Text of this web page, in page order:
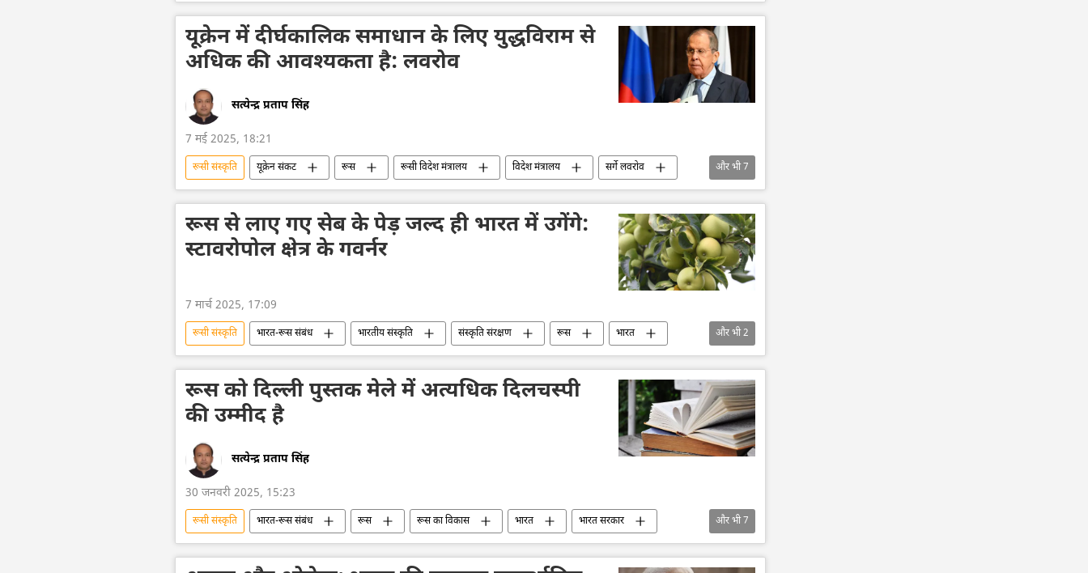
यूक्रेन में दीर्घकालिक समाधान के लिए युद्धविराम से
अधिक की आवश्यकता है: लवरोव
सत्येन्द्र प्रताप सिंह
7 मई 2025, 18:21
रूसी संस्कृति यूक्रेन संकट रूस रूसी विदेश मंत्रालय विदेश मंत्रालय
सर्गे लवरोव
यूक्रेन
यूक्रेन का जवाबी हमला विशेष सैन्य अभियान रूसी भाषा नाटो
वियतनाम
वियतनाम युद्ध
और भी7
रूस से लाए गए सेब के पेड़ जल्द ही भारत में उगेंगे:
स्टावरोपोल क्षेत्र के गवर्नर
7 मार्च 2025, 17:09
रूसी संस्कृति भारत-रूस संबंध भारतीय संस्कृति संस्कृति संरक्षण रूस
भारत
भारत का विकास
द्विपक्षीय रिश्ते
और भी2
रूस को दिल्ली पुस्तक मेले में अत्यधिक दिलचस्पी
की उम्मीद है
सत्येन्द्र प्रताप सिंह
30 जनवरी 2025, 15:23
रूसी संस्कृति भारत-रूस संबंध रूस रूस का विकास भारत
भारत सरकार
भारत का विकास
संस्कृति संरक्षण भारतीय संस्कृति फिल्म उद्योग
हिन्दी फिल्म
फिल्में
राष्ट्रीय व्यंजन
और भी7